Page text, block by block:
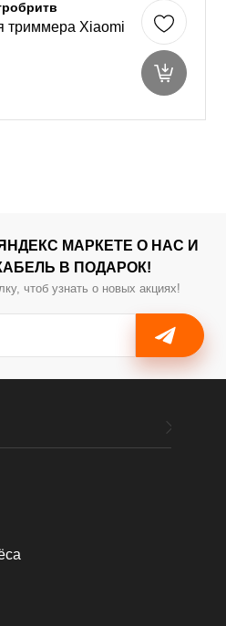
триммера Xiaomi
МАРКЕТЕ О НАС И
В ПОДАРОК!
чтоб узнать о новых акциях!